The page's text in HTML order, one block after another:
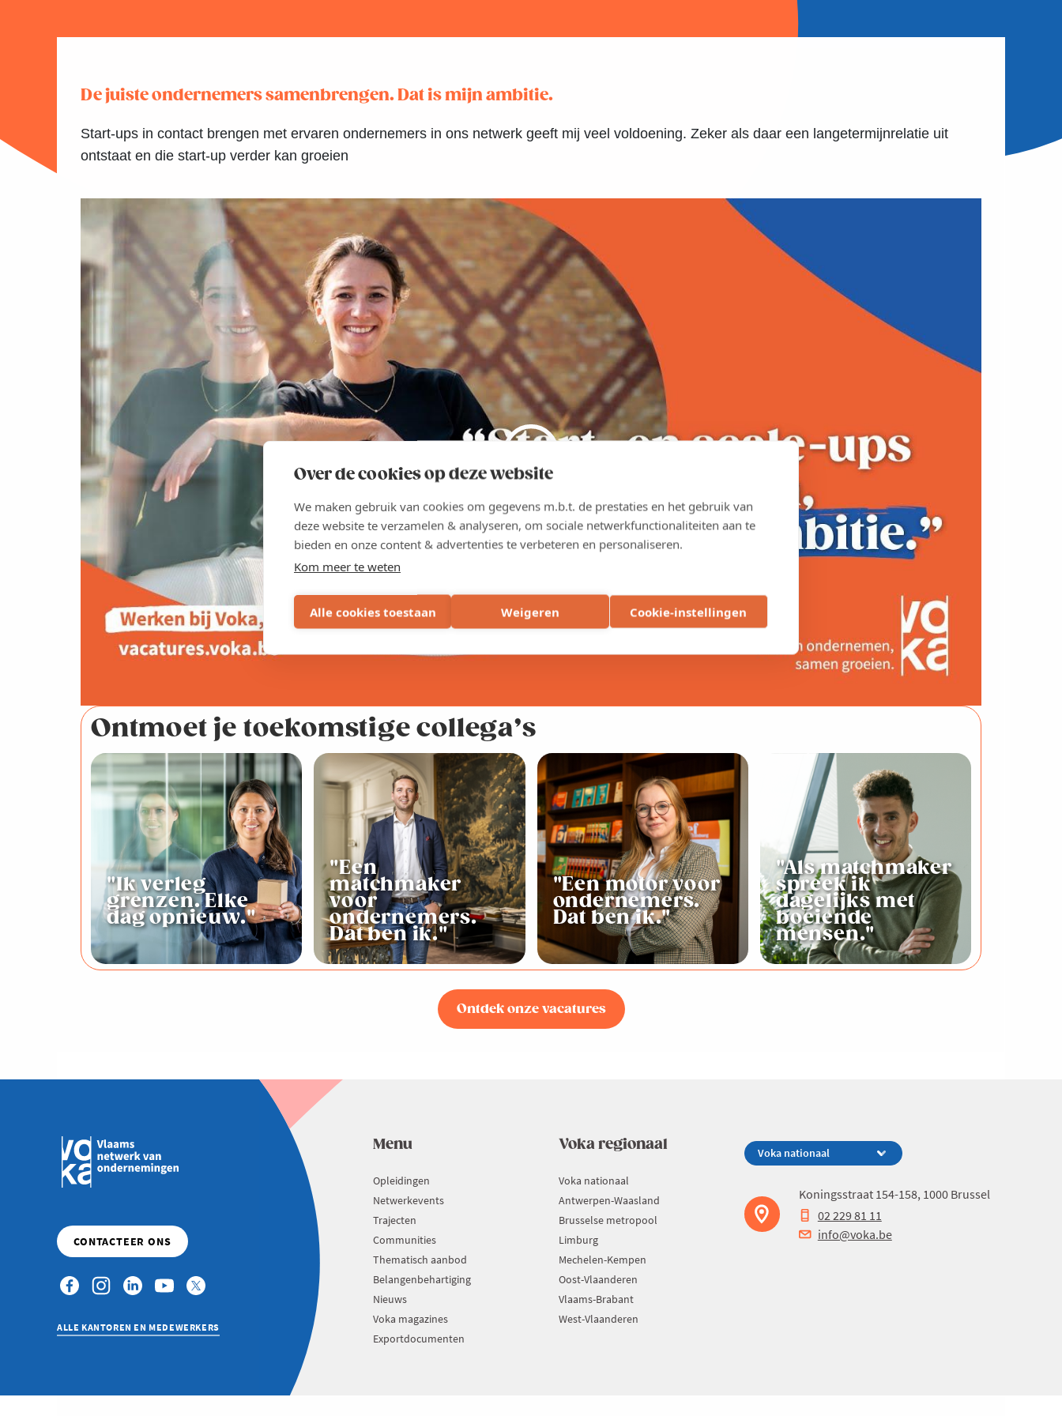
Over de cookies op deze website
We maken gebruik van cookies om gegevens m.b.t. de prestaties en het gebruik van
deze website te verzamelen & analyseren, om sociale netwerkfunctionaliteiten aan te
bieden en onze content & advertenties te verbeteren en personaliseren.
Kom meer te weten
Alle cookies toestaan Weigeren Cookie-instellingen
De juiste ondernemers samenbrengen. Dat is mijn ambitie.
Start-ups in contact brengen met ervaren ondernemers in ons netwerk geeft mij veel voldoening. Zeker als daar een langetermijnrelatie uit
ontstaat en die start-up verder kan groeien
Ontmoet je toekomstige collega’s
"Ik verleg
grenzen. Elke
dag opnieuw."
"Een
matchmaker
voor
ondernemers.
Dat ben ik."
"Een motor voor
ondernemers.
Dat ben ik."
"Als matchmaker
spreek ik
dagelijks met
boeiende
mensen."
Ontdek onze vacatures
ALLE KANTOREN EN MEDEWERKERS
Menu
Opleidingen
Netwerkevents
Trajecten
Communities
Thematisch aanbod
Belangenbehartiging
Nieuws
Voka magazines
Exportdocumenten
Voka regionaal
Voka nationaal
Antwerpen-Waasland
Brusselse metropool
Limburg
Mechelen-Kempen
Oost-Vlaanderen
Vlaams-Brabant
West-Vlaanderen
Koningsstraat 154-158, 1000 Brussel
02 229 81 11
info@voka.be